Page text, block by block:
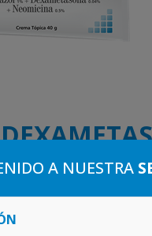
COLMED®
de la dermatitis y
y/o bacterias
A NUESTRA